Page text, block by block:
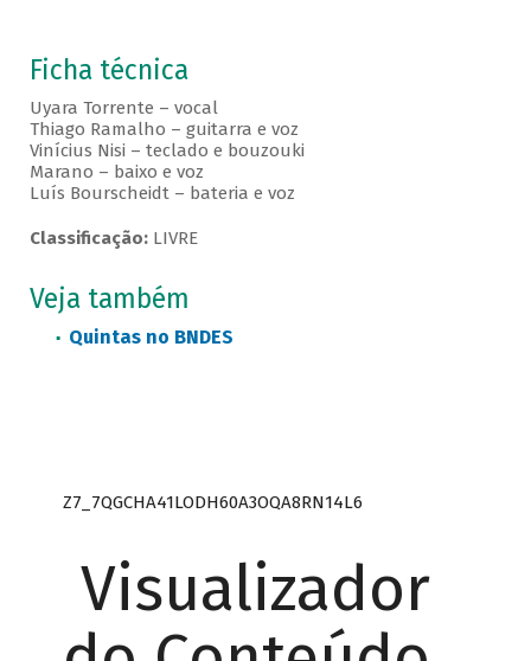
Ficha técnica
Uyara Torrente – vocal
Thiago Ramalho – guitarra e voz
Vinícius Nisi – teclado e bouzouki
Marano – baixo e voz
Luís Bourscheidt – bateria e voz
Classificação:LIVRE
Veja também
Quintas no BNDES
Z7_7QGCHA41LODH60A3OQA8RN14L6
Visualizador